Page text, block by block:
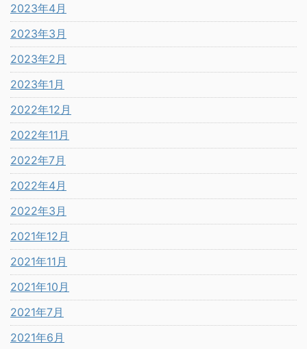
2023年4月
2023年3月
2023年2月
2023年1月
2022年12月
2022年11月
2022年7月
2022年4月
2022年3月
2021年12月
2021年11月
2021年10月
2021年7月
2021年6月